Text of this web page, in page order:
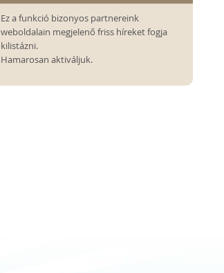
Ez a funkció bizonyos partnereink
weboldalain megjelenő friss híreket fogja
kilistázni.
Hamarosan aktiváljuk.